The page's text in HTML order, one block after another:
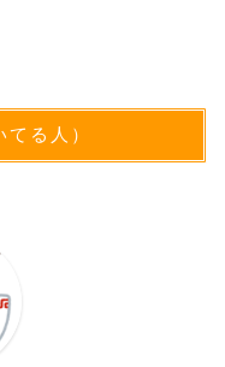
る人）